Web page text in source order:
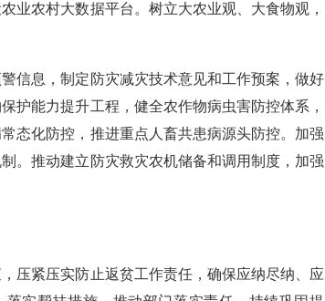
业农村大数据平台。树立大农业观、大食物观，
息，制定防灾减灾技术意见和工作预案，做好
护能力提升工程，健全农作物病虫害防控体系，
态化防控，推进重点人畜共患病源头防控。加强
。推动建立防灾救灾农机储备和调用制度，加强
紧压实防止返贫工作责任，确保应纳尽纳、应